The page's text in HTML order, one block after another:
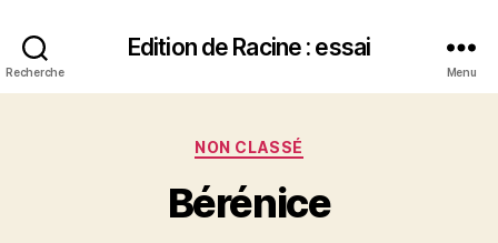
Recherche
Edition de Racine : essai
Menu
Catégories
NON CLASSÉ
Bérénice